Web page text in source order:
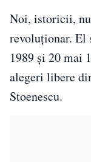
Noi, istoricii,
revoluționar. El
1989 și 20 mai
alegeri libere
Stoenescu.